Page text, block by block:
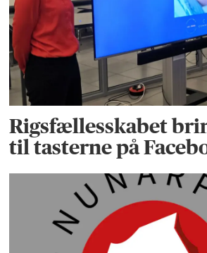
Rigsfællesskabet
til tasterne på